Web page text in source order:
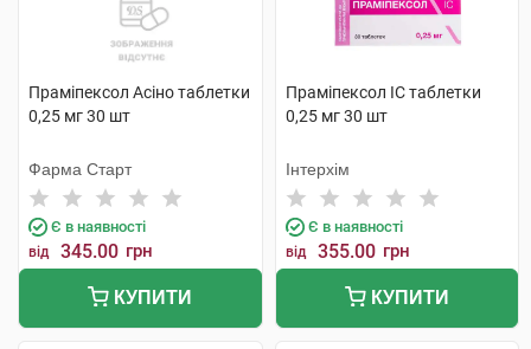
Праміпексол Асіно таблетки
0,25 мг 30 шт
Фарма Старт
Є в наявності
від 345.00 грн
КУПИТИ
Праміпексол IC таблетки
0,25 мг 30 шт
Інтерхім
Є в наявності
від 355.00 грн
КУПИТИ